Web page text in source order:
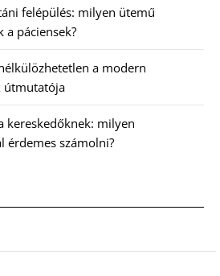
felépülés: milyen ütemű
a páciensek?
a modern
útmutatója
kereskedőknek: milyen
érdemes számolni?